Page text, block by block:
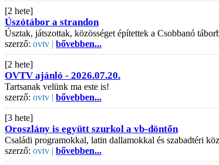
[2 hete]
Úszótábor a strandon
Úsztak, játszottak, közösséget építettek a Csobbanó
szerző: ovtv | bővebben...
[2 hete]
OVTV ajánló - 2026.07.20.
Tartsanak velünk ma este is!
szerző: ovtv | bővebben...
[3 hete]
Oroszlány is együtt szurkol a vb-döntőn
Családi programokkal, latin dallamokkal és szabadtéri
szerző: ovtv | bővebben...